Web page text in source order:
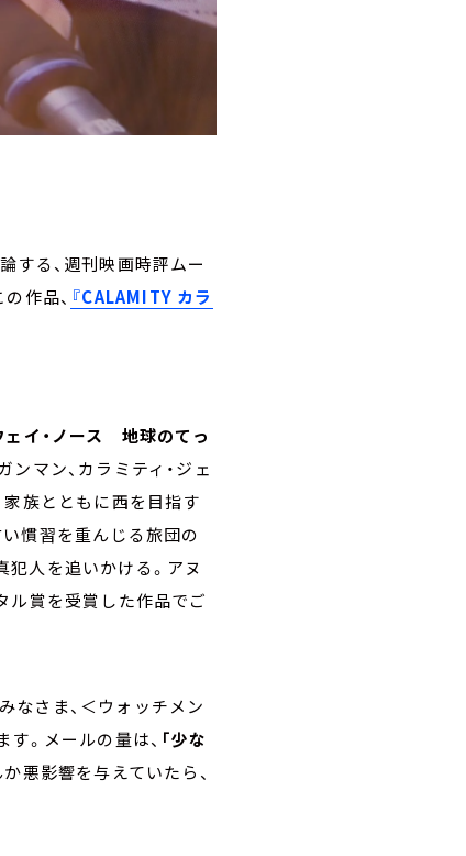
する、週刊映画時評ムー
作品、 『CALAMITY カラ
ェイ・ノース 地球のてっ
マン、カラミティ・ジェ
家族とともに西を目指す
慣習を重んじる旅団の
犯人を追いかける。アヌ
ル賞を受賞した作品でご
なさま、＜ウォッチメン
。メールの量は、 「少な
か悪影響を与えていたら、